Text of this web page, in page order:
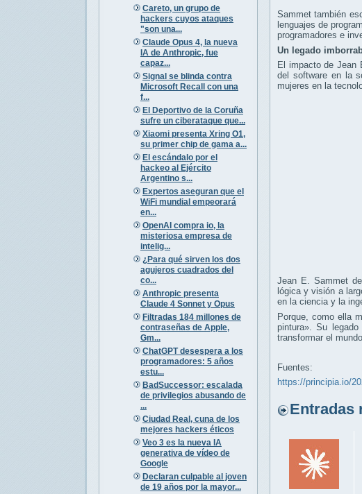
Careto, un grupo de
hackers cuyos ataques
"son una...
Claude Opus 4, la nueva
IA de Anthropic, fue
capaz...
Signal se blinda contra
Microsoft Recall con una
f...
El Deportivo de la Coruña
sufre un ciberataque que...
Xiaomi presenta Xring O1,
su primer chip de gama a...
El escándalo por el
hackeo al Ejército
Argentino s...
Expertos aseguran que el
WiFi mundial empeorará
en...
OpenAI compra io, la
misteriosa empresa de
intelig...
¿Para qué sirven los dos
agujeros cuadrados del
co...
Anthropic presenta
Claude 4 Sonnet y Opus
Filtradas 184 millones de
contraseñas de Apple,
Gm...
ChatGPT desespera a los
programadores: 5 años
estu...
BadSuccessor: escalada
de privilegios abusando de
...
Ciudad Real, cuna de los
mejores hackers éticos
Veo 3 es la nueva IA
generativa de vídeo de
Google
Declaran culpable al joven
de 19 años por la mayor...
Sammet también
lenguajes de
programadores e
Un legado
El impacto de Jean
del software en la
mujeres en la
Jean E. Sammet
lógica y visión a
en la ciencia y la
Porque, como ella
pintura». Su
transformar el mundo.
Fuentes:
https://principia.io/
Entradas